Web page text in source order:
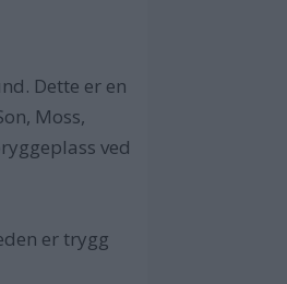
Dette er en
Moss,
ved
er trygg